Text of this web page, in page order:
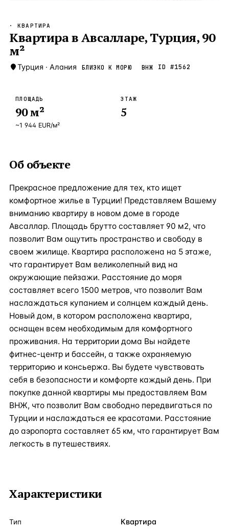
Новороссийск — Локация Россия · 2
Стамбул
Анталия
ЧАСТО ИЩУТ
Турция
· КВАРТИРА
Квартира в Авсалларе, Турция, 90
м²
Турция · Алания БЛИЗКО К МОРЮ ВНЖ ID #1562
ПЛОЩАДЬ
90м²
~1 944 EUR/м²
ЭТАЖ
5
Об объекте
Прекрасное предложение для тех, кто ищет
комфортное жилье в Турции! Представляем Вашему
вниманию квартиру в новом доме в городе
Авсаллар. Площадь брутто составляет 90 м2, что
позволит Вам ощутить пространство и свободу в
своем жилище. Квартира расположена на 5 этаже,
что гарантирует Вам великолепный вид на
окружающие пейзажи. Расстояние до моря
составляет всего 1500 метров, что позволит Вам
наслаждаться купанием и солнцем каждый день.
Новый дом, в котором расположена квартира,
оснащен всем необходимым для комфортного
проживания. На территории дома Вы найдете
фитнес-центр и бассейн, а также охраняемую
территорию и консьержа. Вы будете чувствовать
себя в безопасности и комфорте каждый день. При
покупке данной квартиры мы предоставляем Вам
ВНЖ, что позволит Вам свободно передвигаться по
Турции и наслаждаться ее красотами. Расстояние
до аэропорта составляет 65 км, что гарантирует Вам
легкость в путешествиях.
Характеристики
Тип Квартира